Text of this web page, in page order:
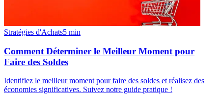
Stratégies d'Achats5 min
Comment Déterminer le Meilleur Moment pour
Faire des Soldes
Identifiez le meilleur moment pour faire des soldes et réalisez des
économies significatives. Suivez notre guide pratique !